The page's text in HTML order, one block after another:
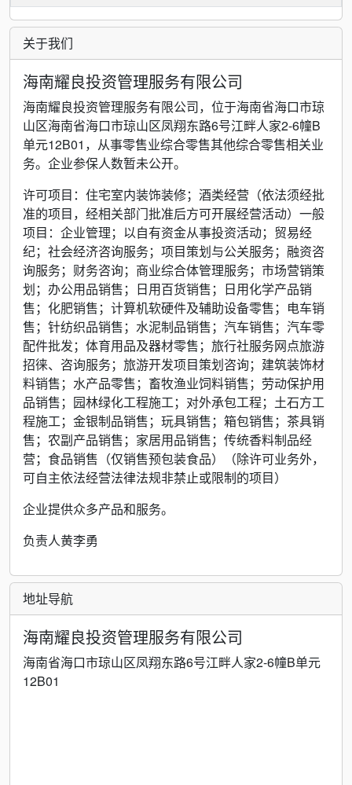
关于我们
海南耀良投资管理服务有限公司
海南耀良投资管理服务有限公司，位于海南省海口市琼
山区海南省海口市琼山区凤翔东路6号江畔人家2-6幢B
单元12B01，从事零售业综合零售其他综合零售相关业
务。企业参保人数暂未公开。
许可项目：住宅室内装饰装修；酒类经营（依法须经批
准的项目，经相关部门批准后方可开展经营活动）一般
项目：企业管理；以自有资金从事投资活动；贸易经
纪；社会经济咨询服务；项目策划与公关服务；融资咨
询服务；财务咨询；商业综合体管理服务；市场营销策
划；办公用品销售；日用百货销售；日用化学产品销
售；化肥销售；计算机软硬件及辅助设备零售；电车销
售；针纺织品销售；水泥制品销售；汽车销售；汽车零
配件批发；体育用品及器材零售；旅行社服务网点旅游
招徕、咨询服务；旅游开发项目策划咨询；建筑装饰材
料销售；水产品零售；畜牧渔业饲料销售；劳动保护用
品销售；园林绿化工程施工；对外承包工程；土石方工
程施工；金银制品销售；玩具销售；箱包销售；茶具销
售；农副产品销售；家居用品销售；传统香料制品经
营；食品销售（仅销售预包装食品）（除许可业务外，
可自主依法经营法律法规非禁止或限制的项目）
企业提供众多产品和服务。
负责人黄李勇
地址导航
海南耀良投资管理服务有限公司
海南省海口市琼山区凤翔东路6号江畔人家2-6幢B单元
12B01